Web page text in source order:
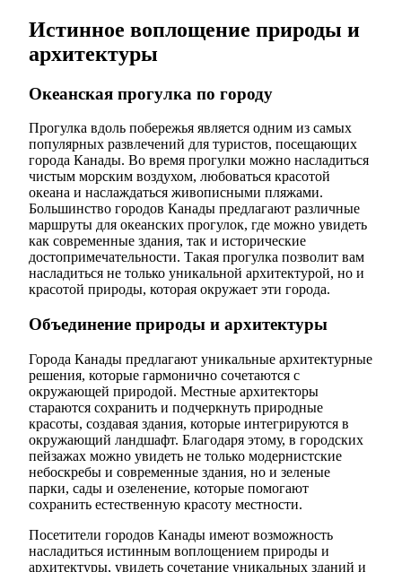
Истинное воплощение природы и
архитектуры
Океанская прогулка по городу
Прогулка вдоль побережья является одним из самых
популярных развлечений для туристов, посещающих
города Канады. Во время прогулки можно насладиться
чистым морским воздухом, любоваться красотой
океана и наслаждаться живописными пляжами.
Большинство городов Канады предлагают различные
маршруты для океанских прогулок, где можно увидеть
как современные здания, так и исторические
достопримечательности. Такая прогулка позволит вам
насладиться не только уникальной архитектурой, но и
красотой природы, которая окружает эти города.
Объединение природы и архитектуры
Города Канады предлагают уникальные архитектурные
решения, которые гармонично сочетаются с
окружающей природой. Местные архитекторы
стараются сохранить и подчеркнуть природные
красоты, создавая здания, которые интегрируются в
окружающий ландшафт. Благодаря этому, в городских
пейзажах можно увидеть не только модернистские
небоскребы и современные здания, но и зеленые
парки, сады и озеленение, которые помогают
сохранить естественную красоту местности.
Посетители городов Канады имеют возможность
насладиться истинным воплощением природы и
архитектуры, увидеть сочетание уникальных зданий и